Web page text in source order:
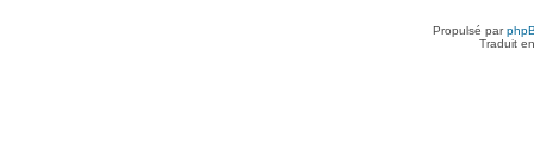
Propulsé par
Traduit